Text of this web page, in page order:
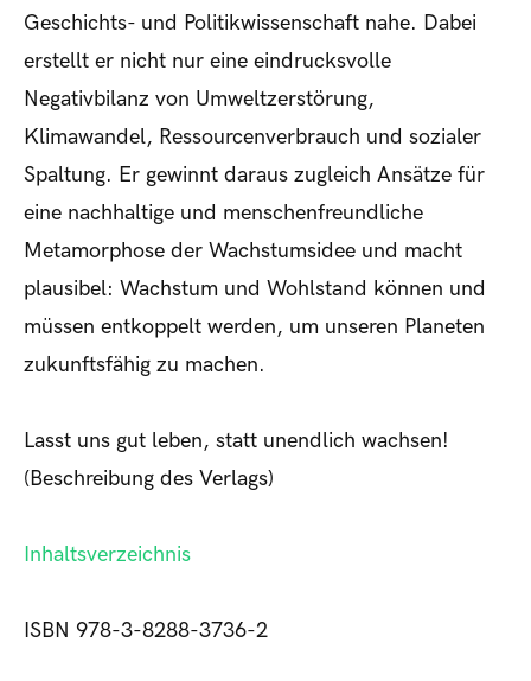
Geschichts- und Politikwissenschaft nahe. Dabei
erstellt er nicht nur eine eindrucksvolle
Negativbilanz von Umweltzerstörung,
Klimawandel, Ressourcenverbrauch und sozialer
Spaltung. Er gewinnt daraus zugleich Ansätze für
eine nachhaltige und menschenfreundliche
Metamorphose der Wachstumsidee und macht
plausibel: Wachstum und Wohlstand können und
müssen entkoppelt werden, um unseren Planeten
zukunftsfähig zu machen.
Lasst uns gut leben, statt unendlich wachsen!
(Beschreibung des Verlags)
Inhaltsverzeichnis
ISBN 978-3-8288-3736-2